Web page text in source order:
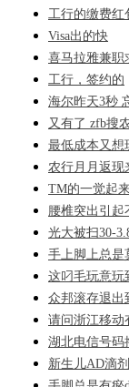
工行的缴费红
Visa出的快
喜马拉雅兼职
工行，签约的
海尔昨天3秒
又有了 zfb搜
最低成本又想
农行月月返现
TM的一觉起
腰椎突出引起
光大被扫30-
手上脚上总是
这叼毛玩意玩
众邦滚存退出
请问浙江移动
湖北电信号码
新生儿AD滴